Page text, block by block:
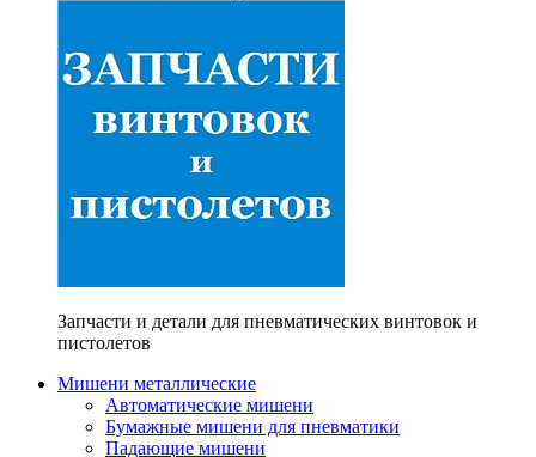
Запчасти и детали для пневматических винтовок и
пистолетов
Мишени металлические
Автоматические мишени
Бумажные мишени для пневматики
Падающие мишени